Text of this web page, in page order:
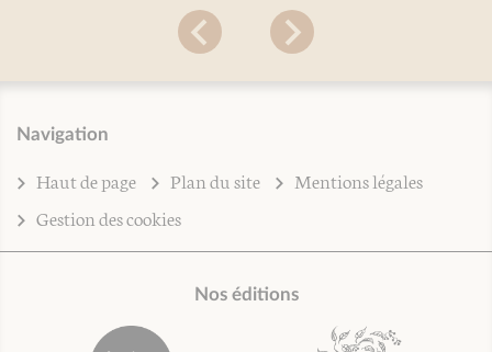
Navigation
Haut de page Plan du site
Mentions légales
Gestion des cookies
Nos éditions